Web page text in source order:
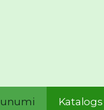
Katalogs